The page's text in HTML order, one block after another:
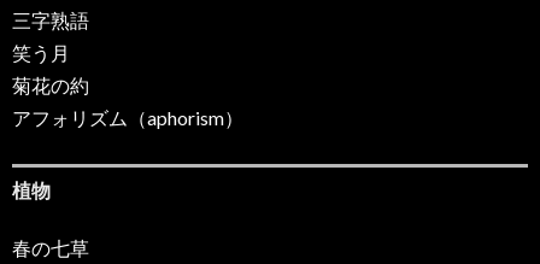
三字熟語
笑う月
菊花の約
アフォリズム（aphorism）
植物
春の七草